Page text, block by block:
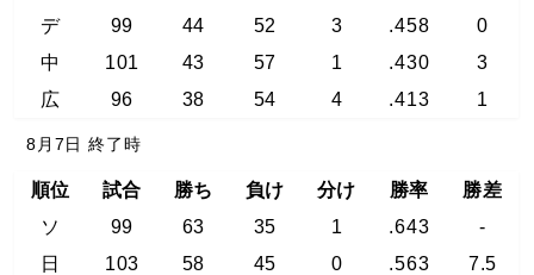
デ
99 44 52 3 .458
0
中
101 43 57 1 .430
3
広
96 38 54 4 .413 1
8月7日 終了時
順位 試合 勝ち 負け 分け 勝率
勝差
ソ
99 63 35 1 .643
-
日
103 58 45 0 .563
7.5